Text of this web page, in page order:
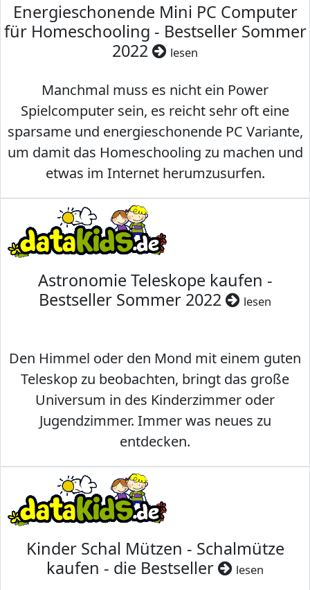
Energieschonende Mini PC Computer
für Homeschooling - Bestseller Sommer
2022
lesen
Manchmal muss es nicht ein Power
Spielcomputer sein, es reicht sehr oft eine
sparsame und energieschonende PC Variante,
um damit das Homeschooling zu machen und
etwas im Internet herumzusurfen.
Astronomie Teleskope kaufen -
Bestseller Sommer 2022
lesen
Den Himmel oder den Mond mit einem guten
Teleskop zu beobachten, bringt das große
Universum in des Kinderzimmer oder
Jugendzimmer. Immer was neues zu
entdecken.
Kinder Schal Mützen - Schalmütze
kaufen - die Bestseller
lesen